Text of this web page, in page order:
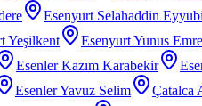
Esenyurt Selahaddin Eyyubi
Yeşilkent Esenyurt Yunus Emre
Esenler Kazım Karabekir
Esenler Yavuz Selim Çatalca